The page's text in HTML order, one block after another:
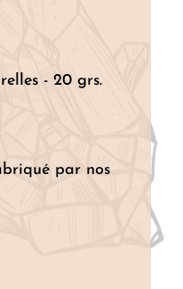
- 20 grs.
par nos